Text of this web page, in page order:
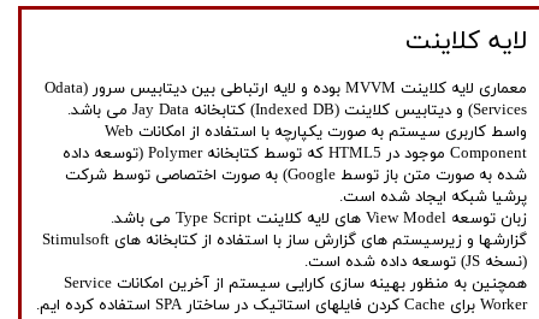
معماری لایه کلاینت MVVM بوده و لایه ارتباطی بین دیتابیس سرور (Odata
Services) و دیتابیس کلاینت (Indexed DB) کتابخانه Jay Data می باشد.
واسط کاربری سیستم به صورت یکپارچه با استفاده از امکانات Web
Component موجود در HTML5 که توسط کتابخانه Polymer (توسعه داده
شده به صورت متن باز توسط Google) به صورت اختصاصی توسط شرکت
پرشیا شبکه ایجاد شده است.
زبان توسعه View Model های لایه کلاینت Type Script می باشد.
گزارشها و زیرسیستم های گزارش ساز با استفاده از کتابخانه های Stimulsoft
(نسخه JS) توسعه داده شده است.
همچنین به منظور بهینه سازی کارایی سیستم از آخرین امکانات Service
Worker برای Cache کردن فایلهای استاتیک در ساختار SPA استفاده کرده ایم.
لایه کلاینت